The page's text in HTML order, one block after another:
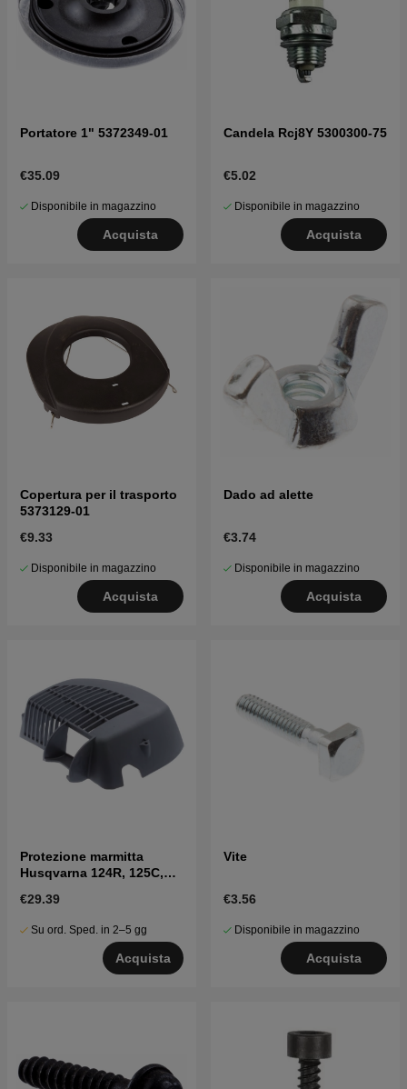
Portatore 1" 5372349-01
€35.09
Disponibile in magazzino
Acquista
Candela Rcj8Y 5300300-75
€5.02
Disponibile in magazzino
Acquista
Copertura per il trasporto
5373129-01
€9.33
Disponibile in magazzino
Acquista
Dado ad alette
€3.74
Disponibile in magazzino
Acquista
Protezione marmitta
Husqvarna 124R, 125C,
€29.39
Su ord. Sped. in 2–5 gg
Acquista
Vite
€3.56
Disponibile in magazzino
Acquista